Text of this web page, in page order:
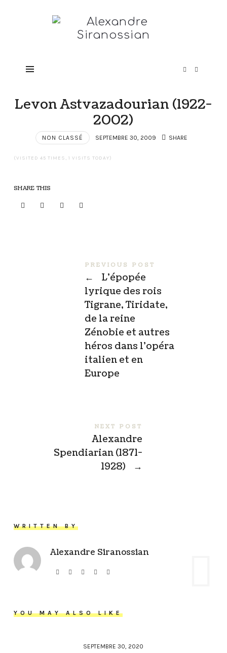
Alexandre
Siranossian
Levon Astvazadourian (1922-
2002)
NON CLASSÉ SEPTEMBRE 30, 2009 SHARE
(VISITED 45 TIMES, 1 VISITS TODAY)
SHARE THIS
PREVIOUS POST
←
L’épopée
lyrique des rois
Tigrane, Tiridate,
de la reine
Zénobie et autres
héros dans l’opéra
italien et en
Europe
NEXT POST
Alexandre
Spendiarian (1871-
1928)
→
WRITTEN BY
Alexandre Siranossian
YOU MAY ALSO LIKE
SEPTEMBRE 30, 2020